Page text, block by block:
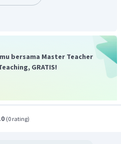
bersama Master Teacher
GRATIS!
(0 rating)